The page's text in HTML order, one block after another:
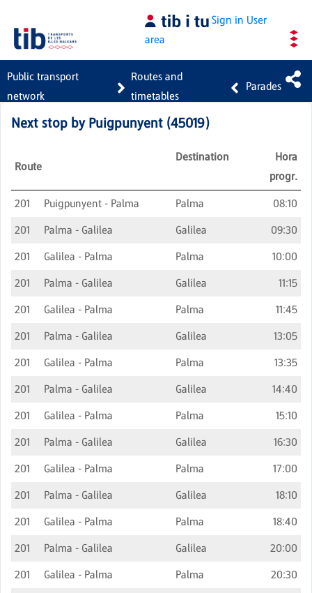
Sign in User
area
Public transport
network
Routes and
timetables
Parades
Next stop by Puigpunyent (45019)
Route
Destination
Hora
progr.
201 Puigpunyent - Palma Palma
08:10
201
Palma - Galilea Galilea
09:30
201
Galilea - Palma Palma
10:00
201
Palma - Galilea Galilea
11:15
201
Galilea - Palma Palma
11:45
201
Palma - Galilea Galilea
13:05
201
Galilea - Palma Palma
13:35
201
Palma - Galilea Galilea
14:40
201
Galilea - Palma Palma
15:10
201
Palma - Galilea Galilea
16:30
201
Galilea - Palma Palma
17:00
201
Palma - Galilea Galilea
18:10
201
Galilea - Palma Palma
18:40
201
Palma - Galilea Galilea
20:00
201
Galilea - Palma Palma
20:30